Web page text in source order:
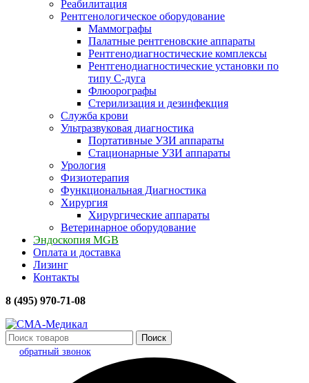
Реабилитация
Рентгенологическое оборудование
Маммографы
Палатные рентгеновские аппараты
Рентгенодиагностические комплексы
Рентгенодиагностические установки по
типу С-дуга
Флюорографы
Стерилизация и дезинфекция
Служба крови
Ультразвуковая диагностика
Портативные УЗИ аппараты
Стационарные УЗИ аппараты
Урология
Физиотерапия
Функциональная Диагностика
Хирургия
Хирургические аппараты
Ветеринарное оборудование
Эндоскопия MGB
Оплата и доставка
Лизинг
Контакты
8 (495) 970-71-08
Поиск
обратный звонок